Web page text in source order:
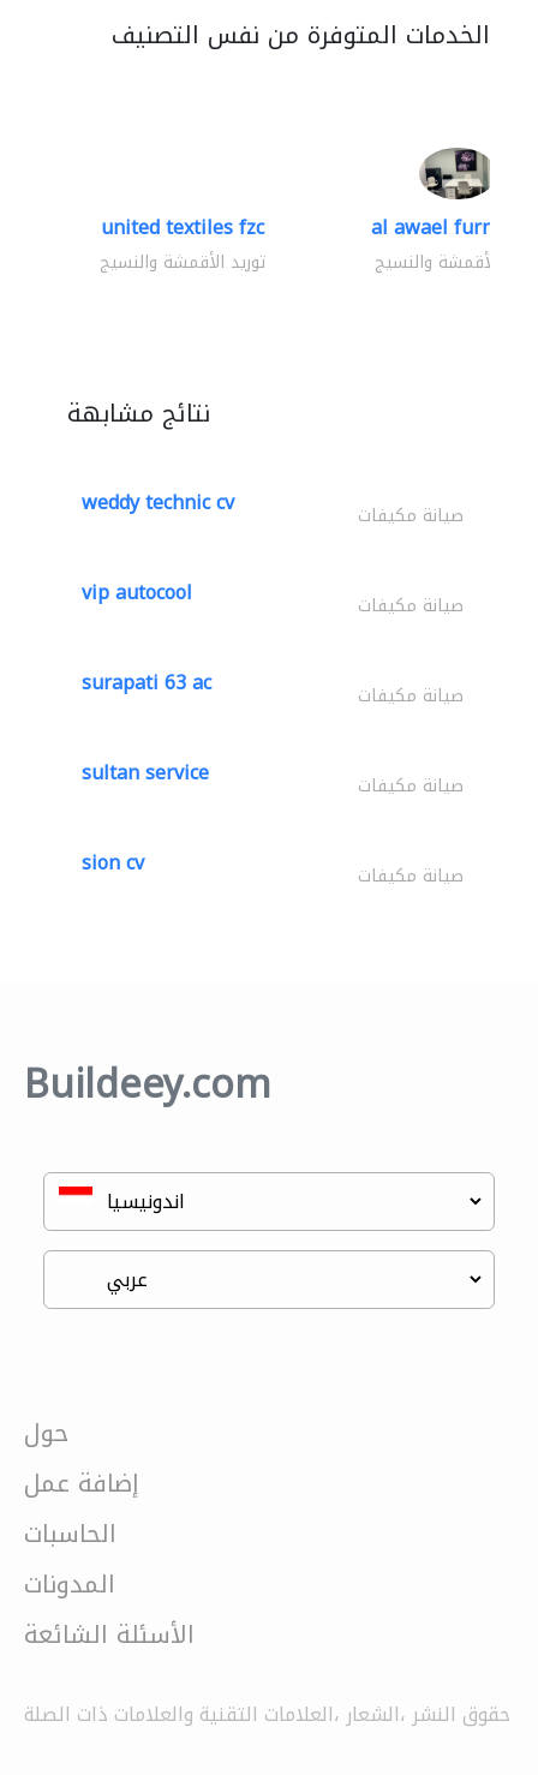
الخدمات المتوفرة من نفس التصنيف
united textiles fzc
توريد الأقمشة والنسيج
al awael
الأقمشة والنسيج
نتائج مشابهة
weddy technic cv صيانة مكيفات
vip autocool صيانة مكيفات
surapati 63 ac صيانة مكيفات
sultan service صيانة مكيفات
sion cv صيانة مكيفات
Buildeey.com
حول
إضافة عمل
الحاسبات
المدونات
الأسئلة الشائعة
حقوق النشر ،الشعار ،العلامات التقنية والعلامات ذات الصلة